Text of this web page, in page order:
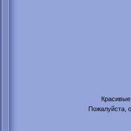
Пожалуйста,